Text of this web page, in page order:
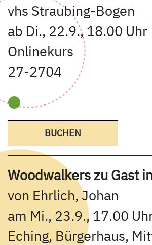
vhs Straubing-Bogen
ab Di., 22.9., 18.00
Onlinekurs
27-2704
BUCHEN
Woodwalkers zu Gast
von Ehrlich, Johan
am Mi., 23.9., 17.00
Eching, Bürgerhaus,